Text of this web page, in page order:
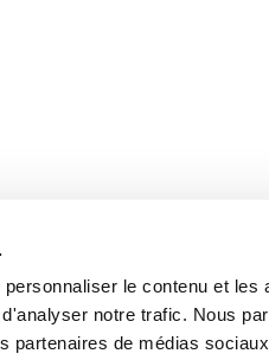
le contenu et les
notre trafic. Nous
partenaires de médias